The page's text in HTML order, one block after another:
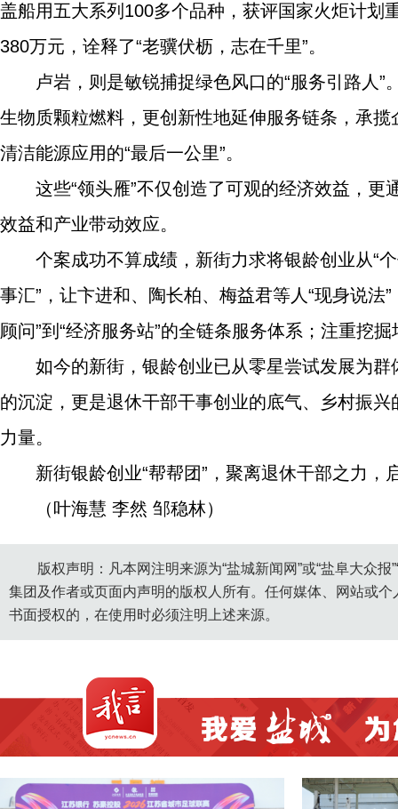
盖船用五大系列100多个品种，获评国家火炬计划
380万元，诠释了“老骥伏枥，志在千里”。
卢岩，则是敏锐捕捉绿色风口的“服务引路人
生物质颗粒燃料，更创新性地延伸服务链条，承
清洁能源应用的“最后一公里”。
这些“领头雁”不仅创造了可观的经济效益，
效益和产业带动效应。
个案成功不算成绩，新街力求将银龄创业从“
事汇”，让卞进和、陶长柏、梅益君等人“现身说
顾问”到“经济服务站”的全链条服务体系；注重挖
如今的新街，银龄创业已从零星尝试发展为
的沉淀，更是退休干部干事创业的底气、乡村振
力量。
新街银龄创业“帮帮团”，聚离退休干部之力，
（叶海慧 李然 邹稳林）
版权声明：凡本网注明来源为“盐城新闻网”或“盐阜大众
集团及作者或页面内声明的版权人所有。任何媒体、网站或
书面授权的，在使用时必须注明上述来源。